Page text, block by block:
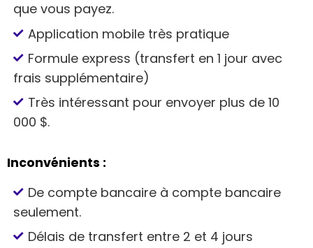
que vous payez.
Application mobile très pratique
Formule express (transfert en 1 jour avec
frais supplémentaire)
Très intéressant pour envoyer plus de 10
000 $.
Inconvénients :
De compte bancaire à compte bancaire
seulement.
Délais de transfert entre 2 et 4 jours